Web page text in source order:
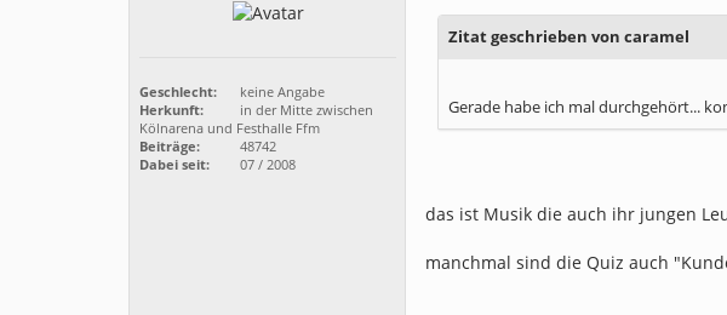
Geschlecht:
keine Angabe
Herkunft:
in der Mitte zwischen
Kölnarena und Festhalle Ffm
Beiträge:
48742
Dabei seit:
07 / 2008
Zitat geschrieben von caramel
Gerade habe ich mal durchgehört...
das ist Musik die auch ihr jungen
manchmal sind die Quiz auch